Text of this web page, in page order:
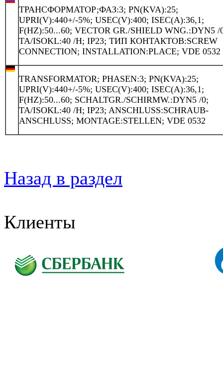
ТРАНСФОРМАТОР;ФАЗ:3; PN(KVA):25;
UPRI(V):440+/-5%; USEC(V):400; ISEC(A):36,1;
F(HZ):50...60; VECTOR GR./SHIELD WNG.:DYN5 /
TA/ISOKL:40 /H; IP23; ТИП КОНТАКТОВ:SCREW
CONNECTION; INSTALLATION:PLACE; VDE 0532
TRANSFORMATOR; PHASEN:3; PN(KVA):25;
UPRI(V):440+/-5%; USEC(V):400; ISEC(A):36,1;
F(HZ):50...60; SCHALTGR./SCHIRMW.:DYN5 /0;
TA/ISOKL:40 /H; IP23; ANSCHLUSS:SCHRAUB-
ANSCHLUSS; MONTAGE:STELLEN; VDE 0532
Назад в раздел
Клиенты